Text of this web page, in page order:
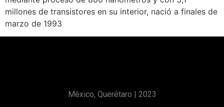
millones de transistores en su interior, nació a finales de
marzo de 1993
México, Querétaro | 2023